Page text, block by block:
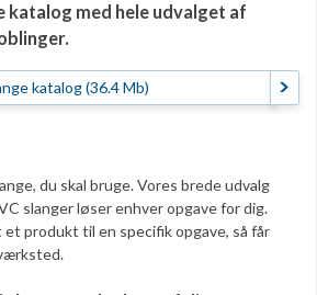
katalog med hele udvalget af
katalog (36.4 Mb)
du skal bruge. Vores brede udvalg
slanger løser enhver opgave for dig.
et produkt til en specifik opgave, så får